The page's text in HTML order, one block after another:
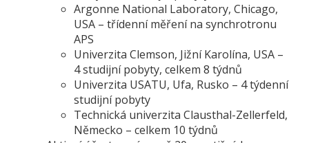
Argonne National Laboratory, Chicago,
USA – třídenní měření na synchrotronu
APS
Univerzita Clemson, Jižní Karolína, USA –
4 studijní pobyty, celkem 8 týdnů
Univerzita USATU, Ufa, Rusko – 4 týdenní
studijní pobyty
Technická univerzita Clausthal-Zellerfeld,
Německo – celkem 10 týdnů